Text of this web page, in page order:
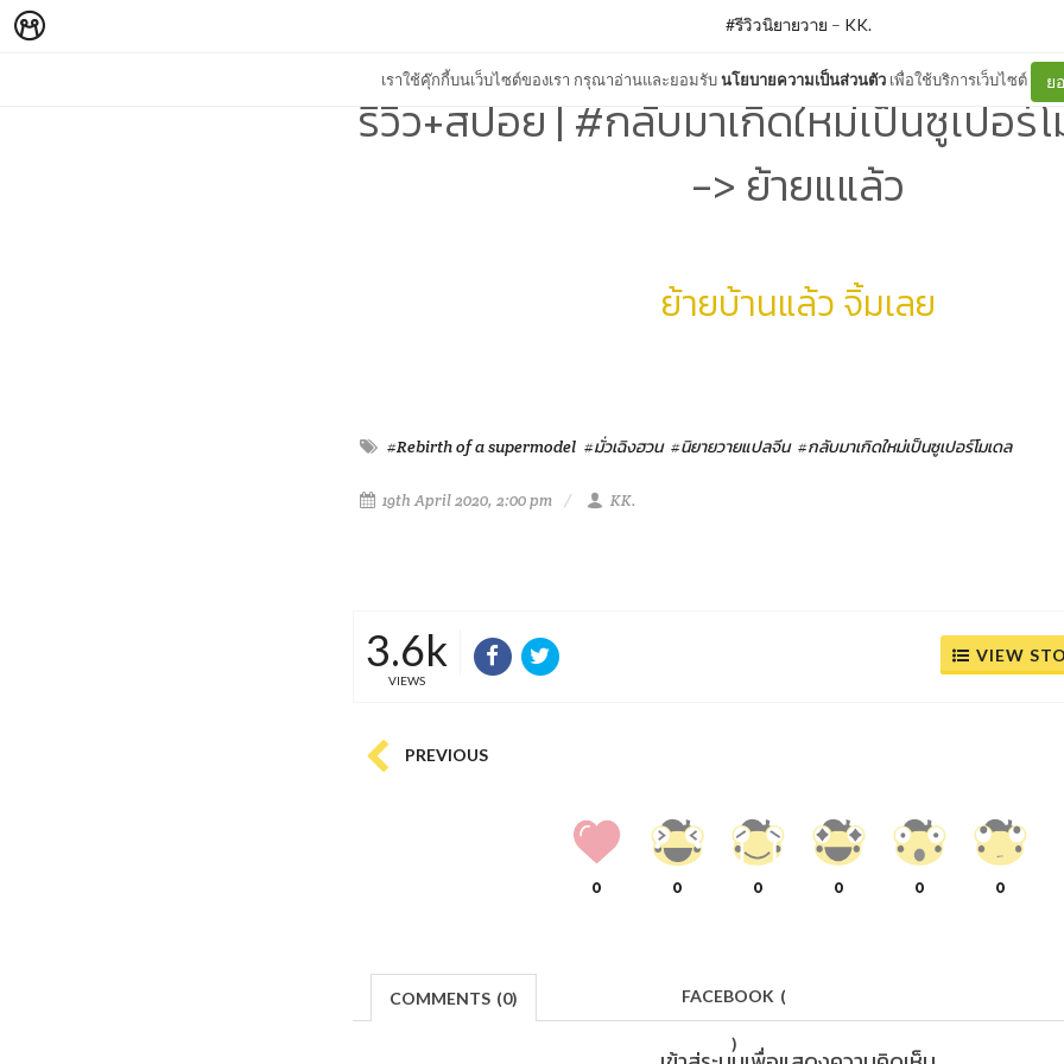
เราใช้คุ๊กกี้บนเว็บไซต์ของเรา กรุณาอ่านและยอมรับนโยบายความเป็นส่วนตัว เพื่อใช้บริการเว็บไซต์ ย
#รีวิวนิยายวาย – KK.
รีวิว+สปอย | #กลับมาเกิดใหม่เป็นซูเปอร์โ
-> ย้ายแแล้ว
ย้ายบ้านแล้ว จิ้มเลย
#Rebirth of a supermodel #มั่วเฉิงฮวน #นิยายวายแปลจีน #กลับมาเกิดใหม่เป็นซูเปอร์โมเดล
19th April 2020, 2:00 pm KK.
3.6k
VIEWS
VIEW
PREVIOUS
0 0 0 0 0 0
COMMENTS (0) FACEBOOK (
)